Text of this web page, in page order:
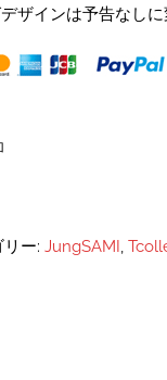
ザインは予告なしに
リー: JungSAMI,